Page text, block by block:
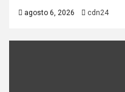
agosto 6, 2026 cdn24